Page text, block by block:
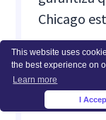
This website uses
the best experience on
Learn more
I
Chicago
Insightful
el